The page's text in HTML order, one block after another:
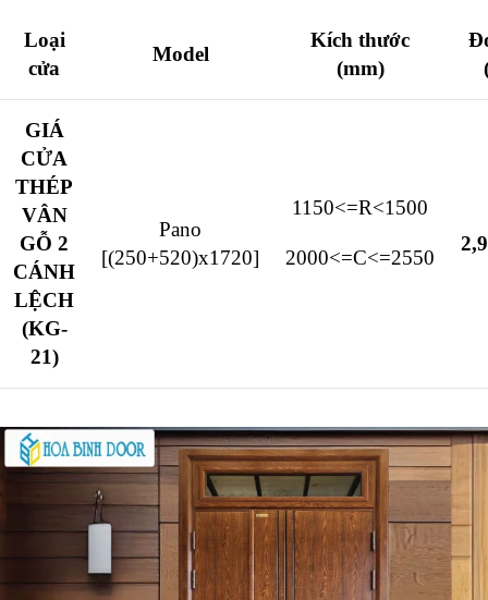
Loại
cửa
Model
Kích thước
(mm)
GIÁ
CỬA
THÉP
VÂN
GỖ 2
CÁNH
LỆCH
(KG-
21)
Pano
[(250+520)x1720]
1150<=R<1500
2000<=C<=2550